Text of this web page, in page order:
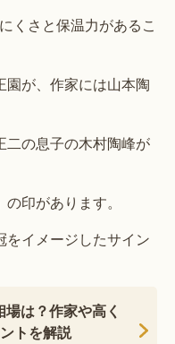
くさと保温力があるこ
が、作家には山本陶
二の息子の木村陶峰が
印があります。
イメージしたサイン
は？作家や高く
トを解説